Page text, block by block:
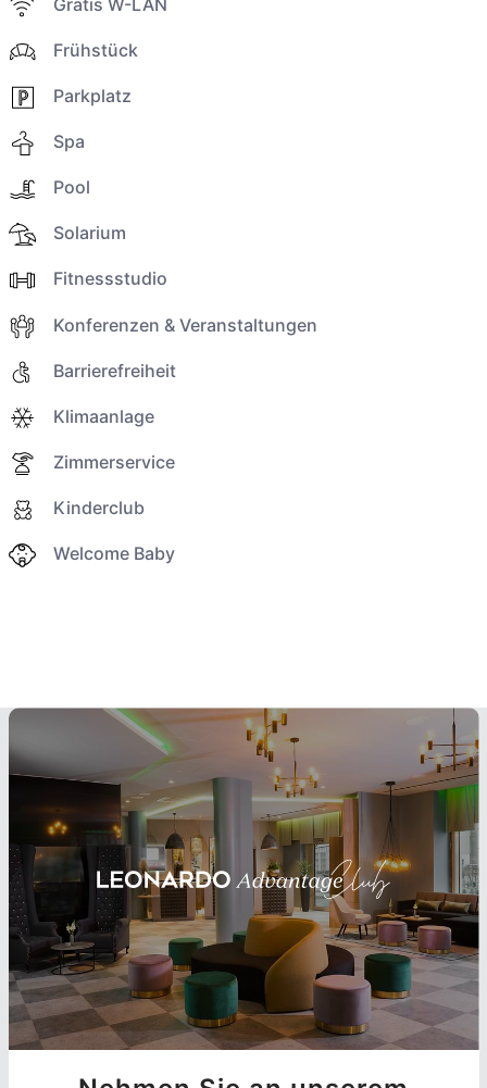
Frühstück
Parkplatz
Spa
Pool
Solarium
Fitnessstudio
Konferenzen & Veranstaltungen
Barrierefreiheit
Klimaanlage
Zimmerservice
Kinderclub
Welcome Baby